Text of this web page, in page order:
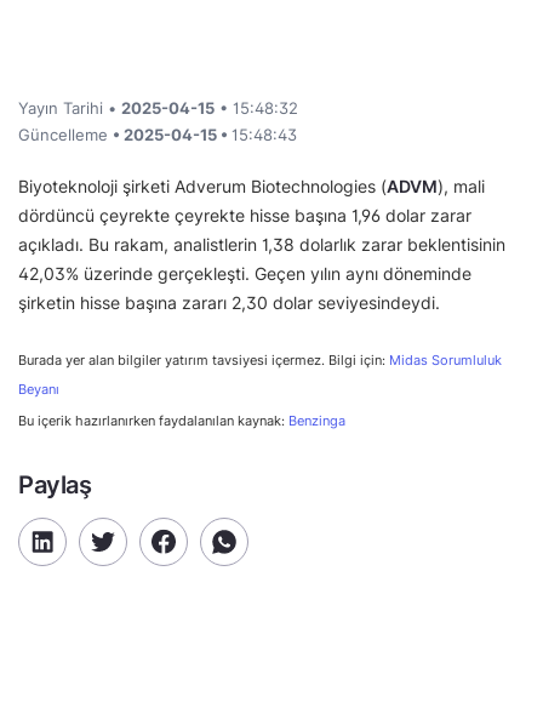
Yayın Tarihi • 2025-04-15 • 15:48:32
Güncelleme • 2025-04-15 • 15:48:43
Biyoteknoloji şirketi Adverum Biotechnologies (ADVM), mali
dördüncü çeyrekte çeyrekte hisse başına 1,96 dolar zarar
açıkladı. Bu rakam, analistlerin 1,38 dolarlık zarar beklentisinin
42,03% üzerinde gerçekleşti. Geçen yılın aynı döneminde
şirketin hisse başına zararı 2,30 dolar seviyesindeydi.
Burada yer alan bilgiler yatırım tavsiyesi içermez. Bilgi için: Midas Sorumluluk
Beyanı
Bu içerik hazırlanırken faydalanılan kaynak: Benzinga
Paylaş